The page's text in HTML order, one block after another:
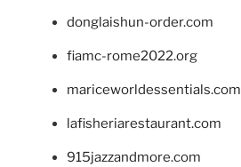
donglaishun-order.com
fiamc-rome2022.org
mariceworldessentials.com
lafisheriarestaurant.com
915jazzandmore.com